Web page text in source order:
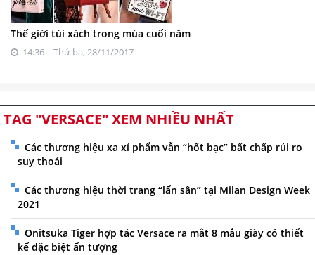
Thế giới túi xách trong mùa cuối năm
14:36 | Thứ ba, 28/11/2017
TAG "VERSACE" XEM NHIỀU NHẤT
Các thương hiệu xa xỉ phẩm vẫn “hốt bạc” bất chấp rủi ro
suy thoái
Các thương hiệu thời trang “lấn sân” tại Milan Design Week
2021
Onitsuka Tiger hợp tác Versace ra mắt 8 mẫu giày có thiết
kế đặc biệt ấn tượng